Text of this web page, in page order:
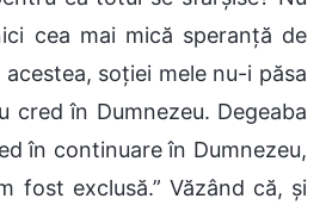
cea mai mică speranță de
soției mele nu-i păsa
cred în Dumnezeu. Degeaba
în continuare în Dumnezeu,
fost exclusă.” Văzând că, și